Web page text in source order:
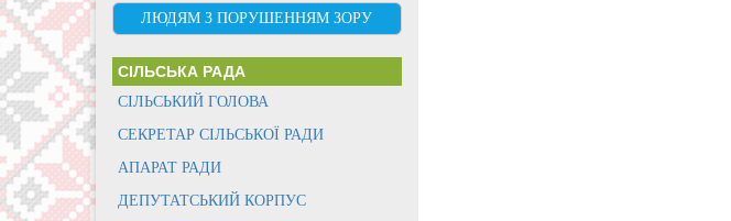
ЛЮДЯМ З ПОРУШЕННЯМ ЗОРУ
СІЛЬСЬКА РАДА
СІЛЬСЬКИЙ ГОЛОВА
СЕКРЕТАР СІЛЬСЬКОЇ РАДИ
АПАРАТ РАДИ
ДЕПУТАТСЬКИЙ КОРПУС